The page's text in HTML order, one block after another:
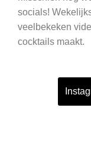
socials!
veelbekeken
cocktails maakt.